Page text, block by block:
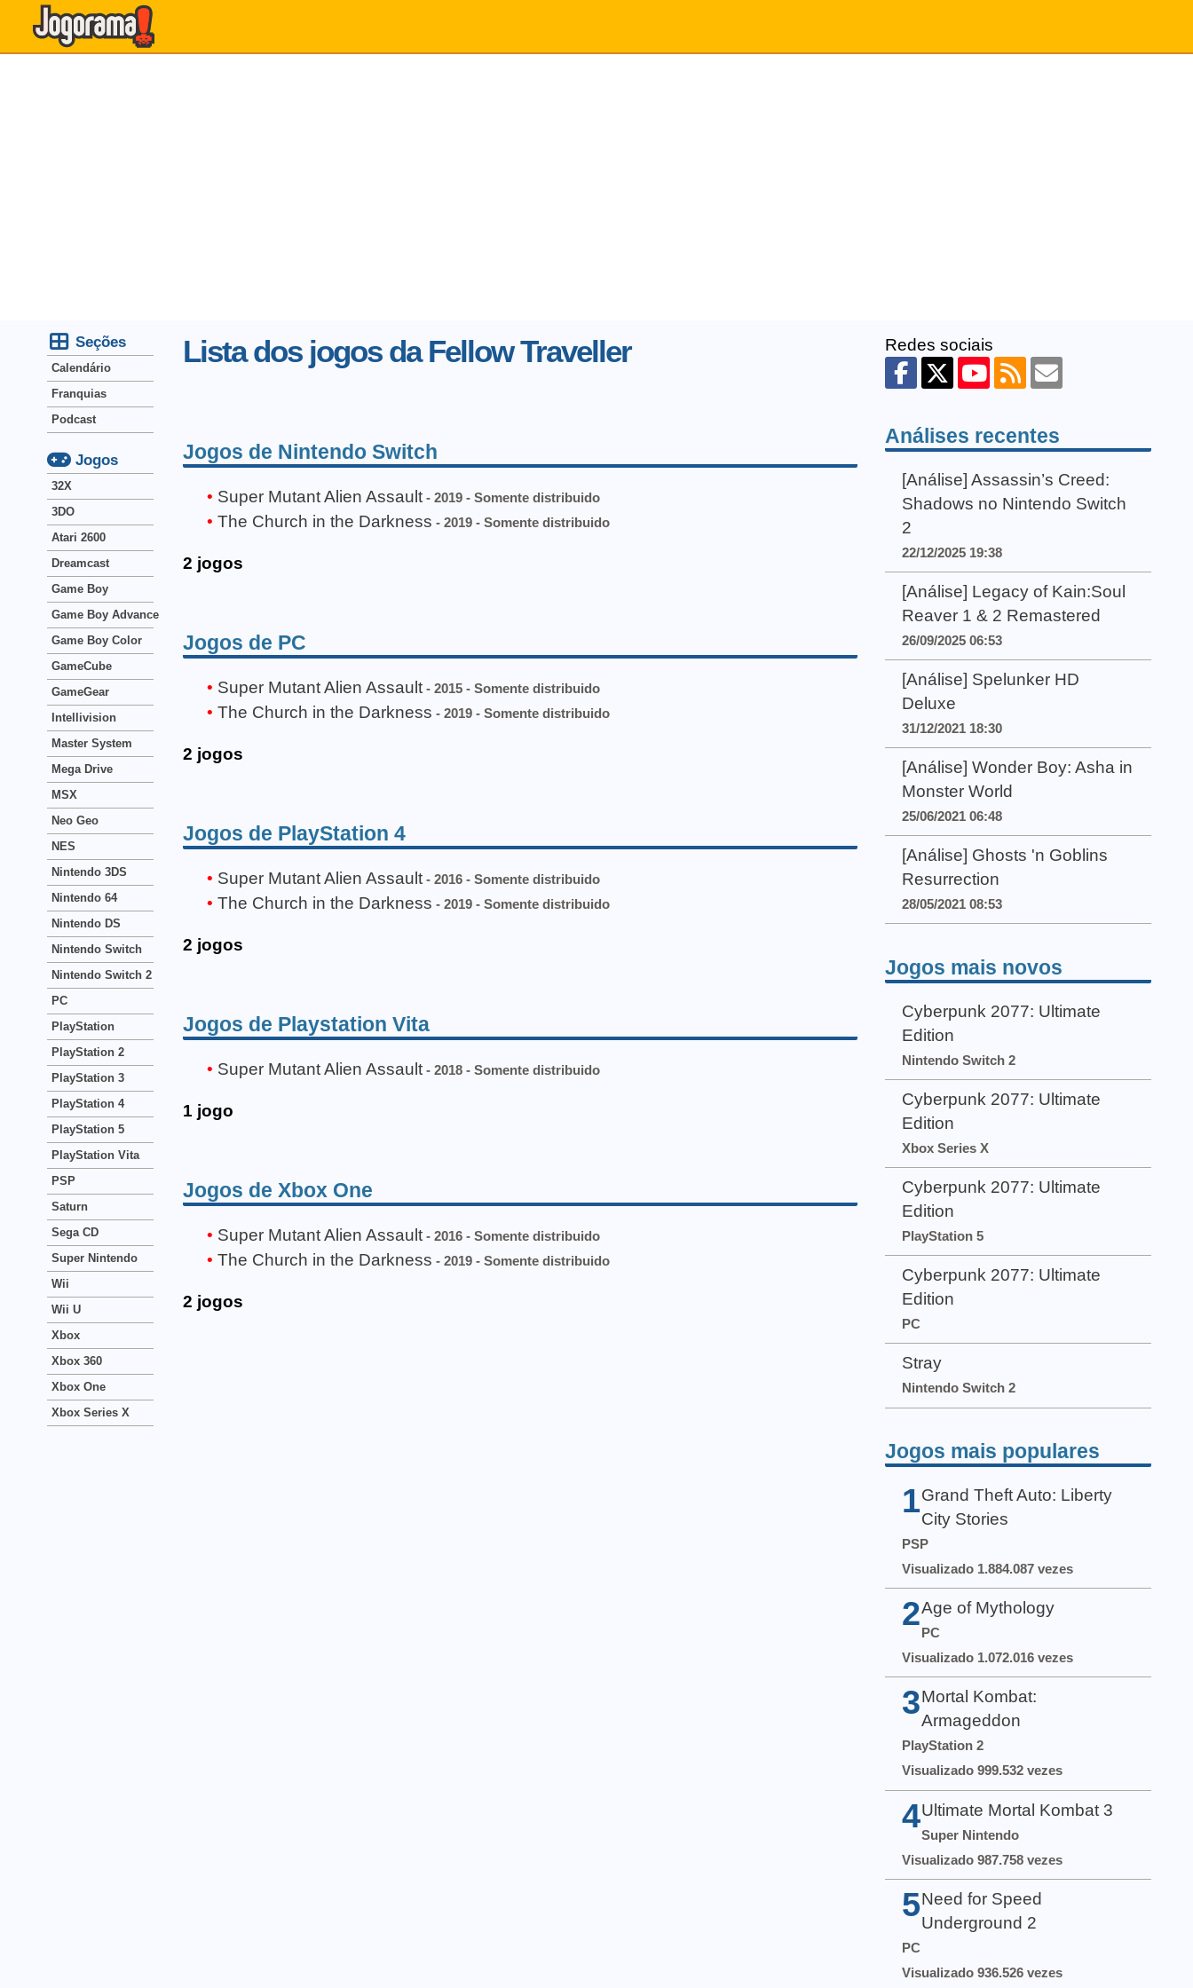
Lista dos jogos da Fellow Traveller
Jogos de Nintendo Switch
Super Mutant Alien Assault- 2019 - Somente distribuido
The Church in the Darkness - 2019 - Somente distribuido
2 jogos
Jogos de PC
Super Mutant Alien Assault- 2015 - Somente distribuido
The Church in the Darkness - 2019 - Somente distribuido
2 jogos
Jogos de PlayStation 4
Super Mutant Alien Assault- 2016 - Somente distribuido
The Church in the Darkness - 2019 - Somente distribuido
2 jogos
Jogos de Playstation Vita
Super Mutant Alien Assault- 2018 - Somente distribuido
1 jogo
Jogos de Xbox One
Super Mutant Alien Assault- 2016 - Somente distribuido
The Church in the Darkness - 2019 - Somente distribuido
2 jogos
Seções
Calendário
Franquias
Podcast
Jogos
32X
3DO
Atari 2600
Dreamcast
Game Boy
Game Boy Advance
Game Boy Color
GameCube
GameGear
Intellivision
Master System
Mega Drive
MSX
Neo Geo
NES
Nintendo 3DS
Nintendo 64
Nintendo DS
Nintendo Switch
Nintendo Switch 2
PC
PlayStation
PlayStation 2
PlayStation 3
PlayStation 4
PlayStation 5
PlayStation Vita
PSP
Saturn
Sega CD
Super Nintendo
Wii
Wii U
Xbox
Xbox 360
Xbox One
Xbox Series X
Redes sociais
Análises recentes
[Análise] Assassin’s Creed:
Shadows no Nintendo Switch
2
22/12/2025 19:38
[Análise] Legacy of Kain:Soul
Reaver 1 & 2 Remastered
26/09/2025 06:53
[Análise] Spelunker HD
Deluxe
31/12/2021 18:30
[Análise] Wonder Boy: Asha in
Monster World
25/06/2021 06:48
[Análise] Ghosts 'n Goblins
Resurrection
28/05/2021 08:53
Jogos mais novos
Cyberpunk 2077: Ultimate
Edition
Nintendo Switch 2
Cyberpunk 2077: Ultimate
Edition
Xbox Series X
Cyberpunk 2077: Ultimate
Edition
PlayStation 5
Cyberpunk 2077: Ultimate
Edition
PC
Stray
Nintendo Switch 2
Jogos mais populares
1 Grand Theft Auto: Liberty
City Stories
PSP
Visualizado 1.884.087 vezes
2Age of Mythology
PC
Visualizado 1.072.016 vezes
3 Mortal Kombat:
Armageddon
PlayStation 2
Visualizado 999.532 vezes
4 Ultimate Mortal Kombat 3
Super Nintendo
Visualizado 987.758 vezes
5 Need for Speed
Underground 2
PC
Visualizado 936.526 vezes